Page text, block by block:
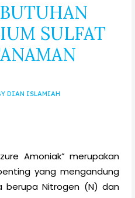
SULFAT
DIAN ISLAMIAH
Amoniak” merupakan
yang mengandung
berupa Nitrogen (N) dan